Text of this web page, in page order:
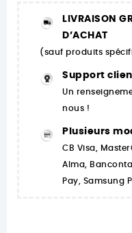
LIVRAISON
D’ACHAT
(sauf produits
Support
Un
nous !
Plusieurs
CB Visa,
Alma,
Pay, Samsung